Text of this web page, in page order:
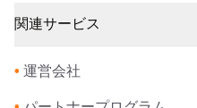
関連サービス
• 運営会社